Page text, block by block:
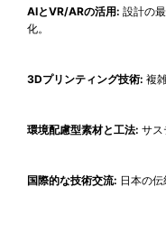
AIとVR/ARの活用: 設計の
化。
3Dプリンティング技術: 複
環境配慮型素材と工法: サス
国際的な技術交流: 日本の